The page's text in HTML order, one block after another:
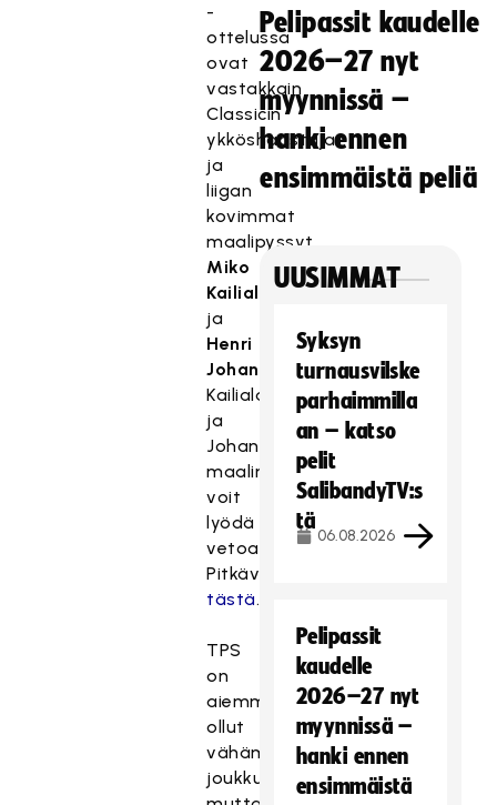
-
ottelussa
ovat
vastakkain
Classicin
ykköshaastajat
ja
liigan
kovimmat
maalipyssyt
Miko
Kailiala
ja
Henri
Johansson.
Kailialan
ja
Johanssonin
maalimääristä
voit
lyödä
vetoa
Pitkävedossa,
tästä.
TPS
on
aiemmin
ollut
vähämaalinen
joukkue,
Pelipassit kaudelle
2026–27 nyt
myynnissä –
hanki ennen
ensimmäistä peliä
UUSIMMAT
Syksyn
turnausvilske
parhaimmilla
an – katso
pelit
SalibandyTV:s
tä
06.08.2026
Pelipassit
kaudelle
2026–27 nyt
myynnissä –
hanki ennen
ensimmäistä